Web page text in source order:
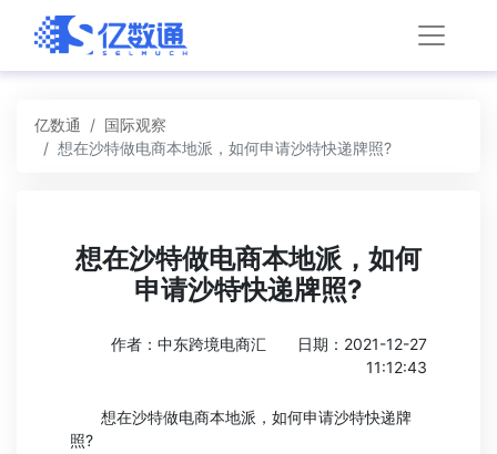
亿数通
国际观察
想在沙特做电商本地派，如何申请沙特快递牌照?
想在沙特做电商本地派，如何
申请沙特快递牌照?
作者：中东跨境电商汇
日期：2021-12-27
11:12:43
想在沙特做电商本地派，如何申请沙特快递牌
照?